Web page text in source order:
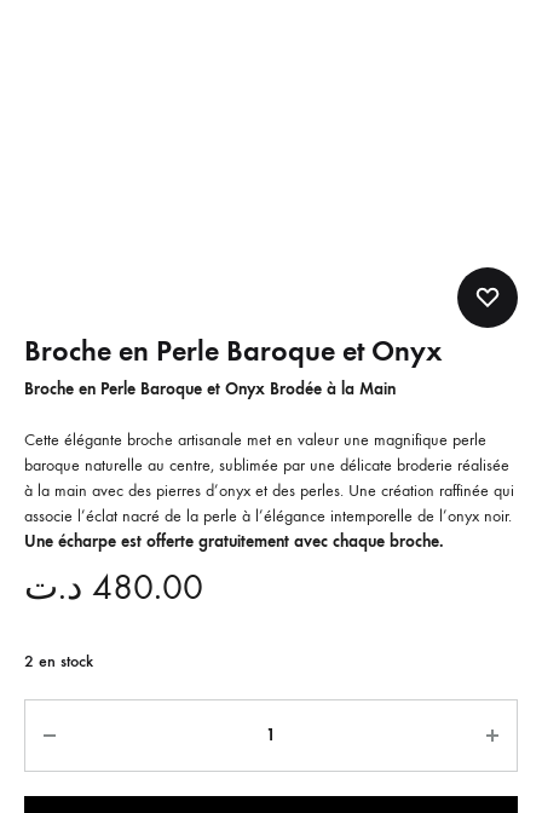
Broche en Perle Baroque et Onyx
Broche en Perle Baroque et Onyx Brodée à la Main
Cette élégante broche artisanale met en valeur une magnifique perle
baroque naturelle au centre, sublimée par une délicate broderie réalisée
à la main avec des pierres d’onyx et des perles. Une création raffinée qui
associe l’éclat nacré de la perle à l’élégance intemporelle de l’onyx noir.
Une écharpe est offerte gratuitement avec chaque broche.
480.00 د.ت
2 en stock